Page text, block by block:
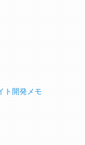
ト開発メモ